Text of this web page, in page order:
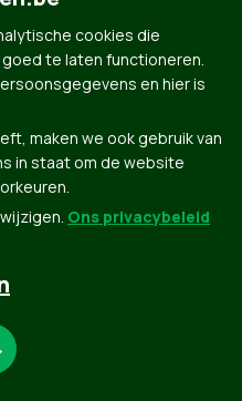
cookies die
te laten functioneren.
en hier is
maken we ook gebruik van
in staat om de website
Ons privacybeleid